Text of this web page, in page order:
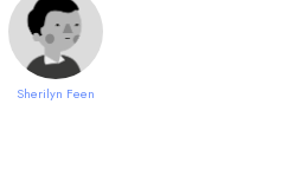
Sherilyn Feen